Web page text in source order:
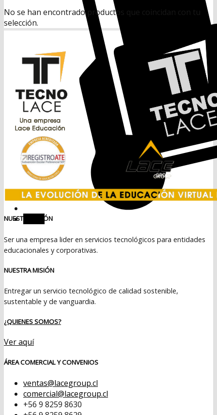
No se han encontrado productos que coincidan con tu
selección.
NUESTRA VISIÓN
Ser una empresa lider en servicios tecnológicos para entidades
educacionales y corporativas.
NUESTRA MISIÓN
Entregar un servicio tecnológico de calidad sostenible,
sustentable y de vanguardia.
¿QUIENES SOMOS?
Ver aquí
ÁREA COMERCIAL Y CONVENIOS
ventas@lacegroup.cl
comercial@lacegroup.cl
+56 9 8259 8630